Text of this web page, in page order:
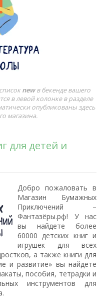
newв бекенде вашего
в левой колонке в разделе
опубликованы здесь
магазина.
для детей и
Добро пожаловать в
Магазин Бумажных
Приключений –
Фантазёры.рф! У нас
вы найдете более
60000 детских книг и
игрушек для всех
а также книги для
и развитие» вы найдете
пособия, тетрадки и
инструментов для